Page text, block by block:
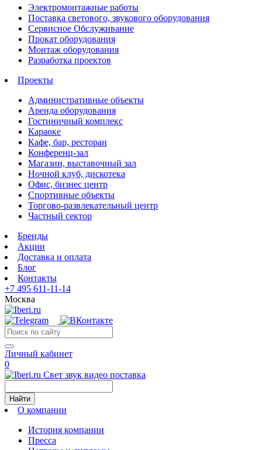
Электромонтажные работы
Поставка светового, звукового оборудования
Сервисное Обслуживание
Прокат оборудования
Монтаж оборудования
Разработка проектов
Проекты
Административные объекты
Аренда оборудования
Гостиничный комплекс
Караоке
Кафе, бар, ресторан
Конференц-зал
Магазин, выставочный зал
Ночной клуб, дискотека
Офис, бизнес центр
Спортивные объекты
Торгово-развлекательный центр
Частный сектор
Бренды
Акции
Доставка и оплата
Блог
Контакты
+7 495 611-11-14
Москва
Личный кабинет
0
Свет звук видео поставка
Найти
О компании
История компании
Пресса